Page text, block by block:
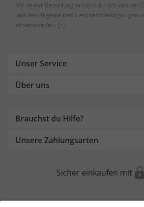
Mit deiner Bestellung erklärst du dich mit den
und den Allgemeinen Geschäftsbedingungen
einverstanden. [+]
Unser Service
Über uns
Brauchst du Hilfe?
Unsere Zahlungsarten
Sicher einkaufen mit